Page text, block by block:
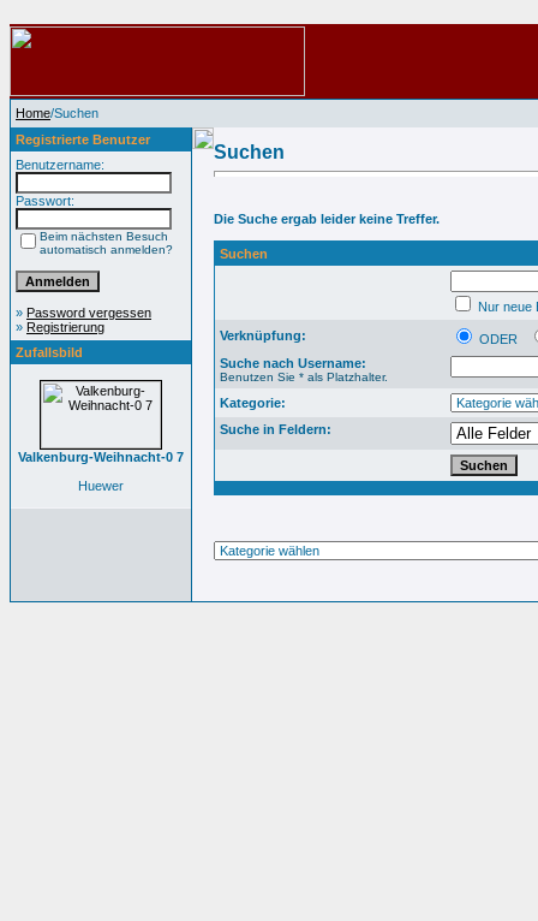
Home/Suchen
Registrierte Benutzer
Benutzername:
Passwort:
Beim nächsten Besuch
automatisch anmelden?
» Password vergessen
» Registrierung
Zufallsbild
Valkenburg-Weihnacht-0 7
Huewer
Suchen
Die Suche ergab leider keine Treffer.
Suchen
Nur neue
Verknüpfung:
ODER
Suche nach Username:
Benutzen Sie * als Platzhalter.
Kategorie:
Suche in Feldern: